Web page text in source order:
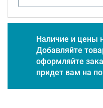
Наличие и цены
Добавляйте
оформляйте
придет вам на